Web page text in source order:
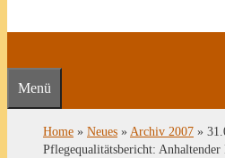
Menü
Home » Neues » Archiv 2007 »
Pflegequalitätsbericht: